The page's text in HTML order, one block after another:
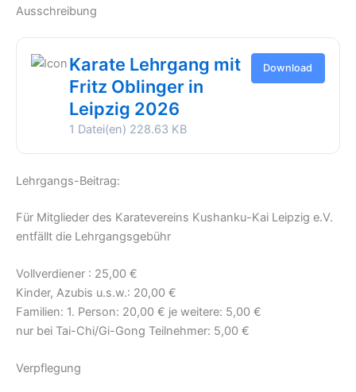
Ausschreibung
Karate Lehrgang mit
Fritz Oblinger in
Leipzig 2026
1 Datei(en) 228.63 KB
Download
Lehrgangs-Beitrag:
Für Mitglieder des Karatevereins Kushanku-Kai Leipzig e.V.
entfällt die Lehrgangsgebühr
Vollverdiener : 25,00 €
Kinder, Azubis u.s.w.: 20,00 €
Familien: 1. Person: 20,00 € je weitere: 5,00 €
nur bei Tai-Chi/Gi-Gong Teilnehmer: 5,00 €
Verpflegung